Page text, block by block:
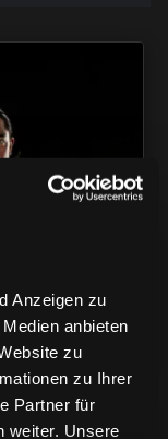
Anzeigen zu
anbieten
zu
zu Ihrer
Partner für
weiter. Unsere